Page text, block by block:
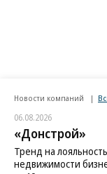
Новости компаний
06.08.2026
«Донстрой»
Тренд на
недвижимости